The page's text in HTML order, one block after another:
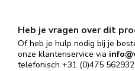
Heb je vragen over dit
Of heb je hulp nodig bij je
onze klantenservice via
telefonisch +31 (0)475